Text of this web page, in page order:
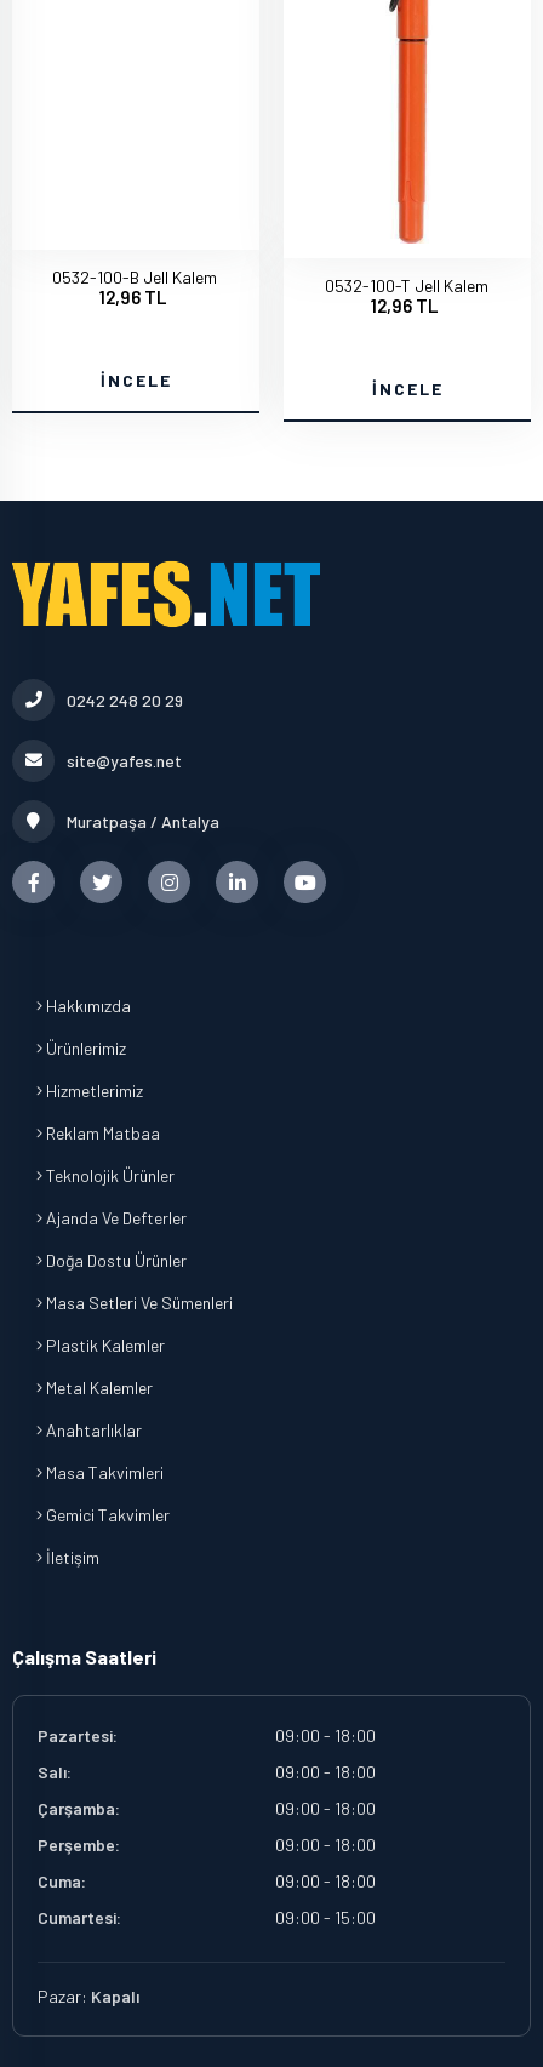
0532-100-B Jell Kalem
12,96 TL
İNCELE
0532-100-T Jell Kalem
12,96 TL
İNCELE
0242 248 20 29
site@yafes.net
Muratpaşa / Antalya
Hakkımızda
Ürünlerimiz
Hizmetlerimiz
Reklam Matbaa
Teknolojik Ürünler
Ajanda Ve Defterler
Doğa Dostu Ürünler
Masa Setleri Ve Sümenleri
Plastik Kalemler
Metal Kalemler
Anahtarlıklar
Masa Takvimleri
Gemici Takvimler
İletişim
Çalışma Saatleri
Pazartesi:
09:00 - 18:00
Salı:
09:00 - 18:00
Çarşamba:
09:00 - 18:00
Perşembe:
09:00 - 18:00
Cuma:
09:00 - 18:00
Cumartesi:
09:00 - 15:00
Pazar: Kapalı